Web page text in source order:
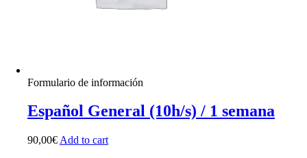
Formulario de información
Español General (10h/s) / 1 semana
90,00€ Add to cart